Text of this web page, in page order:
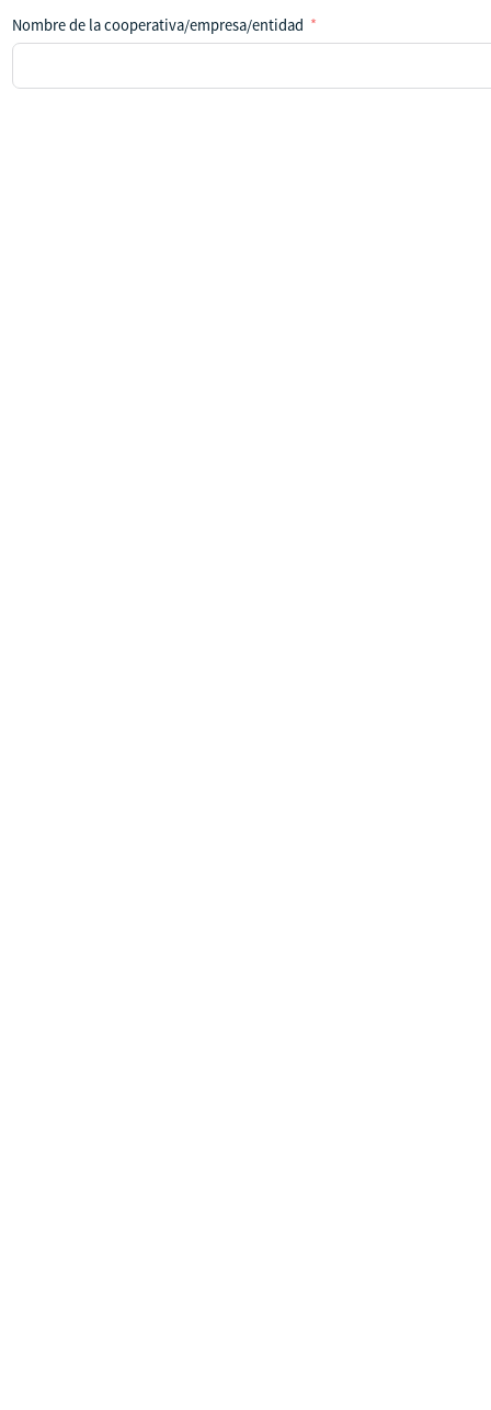
Nombre de la cooperativa/empresa/entidad